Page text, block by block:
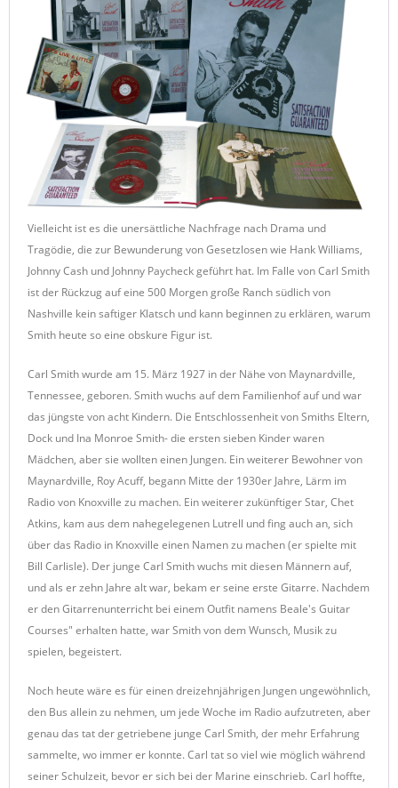
Vielleicht ist es die unersättliche Nachfrage nach Drama und
Tragödie, die zur Bewunderung von Gesetzlosen wie Hank Williams,
Johnny Cash und Johnny Paycheck geführt hat. Im Falle von Carl Smith
ist der Rückzug auf eine 500 Morgen große Ranch südlich von
Nashville kein saftiger Klatsch und kann beginnen zu erklären, warum
Smith heute so eine obskure Figur ist.
Carl Smith wurde am 15. März 1927 in der Nähe von Maynardville,
Tennessee, geboren. Smith wuchs auf dem Familienhof auf und war
das jüngste von acht Kindern. Die Entschlossenheit von Smiths Eltern,
Dock und Ina Monroe Smith- die ersten sieben Kinder waren
Mädchen, aber sie wollten einen Jungen. Ein weiterer Bewohner von
Maynardville, Roy Acuff, begann Mitte der 1930er Jahre, Lärm im
Radio von Knoxville zu machen. Ein weiterer zukünftiger Star, Chet
Atkins, kam aus dem nahegelegenen Lutrell und fing auch an, sich
über das Radio in Knoxville einen Namen zu machen (er spielte mit
Bill Carlisle). Der junge Carl Smith wuchs mit diesen Männern auf,
und als er zehn Jahre alt war, bekam er seine erste Gitarre. Nachdem
er den Gitarrenunterricht bei einem Outfit namens Beale's Guitar
Courses" erhalten hatte, war Smith von dem Wunsch, Musik zu
spielen, begeistert.
Noch heute wäre es für einen dreizehnjährigen Jungen ungewöhnlich,
den Bus allein zu nehmen, um jede Woche im Radio aufzutreten, aber
genau das tat der getriebene junge Carl Smith, der mehr Erfahrung
sammelte, wo immer er konnte. Carl tat so viel wie möglich während
seiner Schulzeit, bevor er sich bei der Marine einschrieb. Carl hoffte,